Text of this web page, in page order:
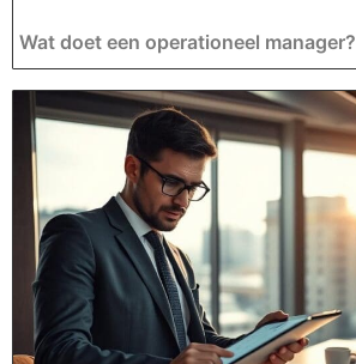
Wat doet een operationeel manager?